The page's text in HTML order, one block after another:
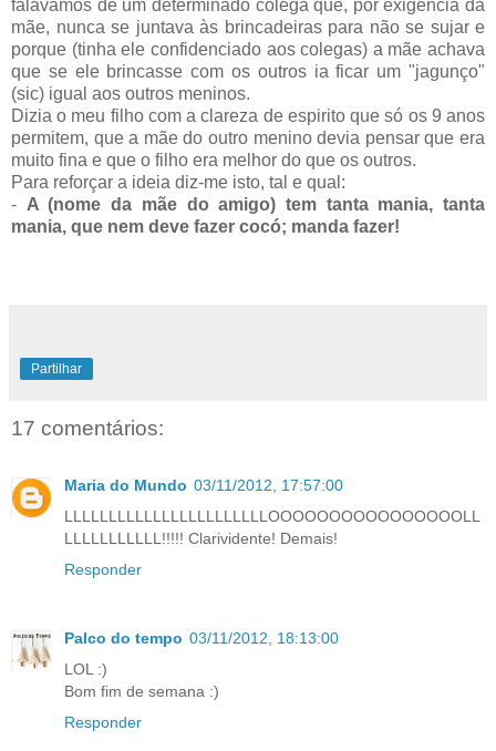
falávamos de um determinado colega que, por exigência da
mãe, nunca se juntava às brincadeiras para não se sujar e
porque (tinha ele confidenciado aos colegas) a mãe achava
que se ele brincasse com os outros ia ficar um "jagunço"
(sic) igual aos outros meninos.
Dizia o meu filho com a clareza de espirito que só os 9 anos
permitem, que a mãe do outro menino devia pensar que era
muito fina e que o filho era melhor do que os outros.
Para reforçar a ideia diz-me isto, tal e qual:
- A (nome da mãe do amigo) tem tanta mania, tanta
mania, que nem deve fazer cocó; manda fazer!
Partilhar
17 comentários:
Maria do Mundo 03/11/2012, 17:57:00
LLLLLLLLLLLLLLLLLLLLLLLOOOOOOOOOOOOOOOOLL
LLLLLLLLLLL!!!!! Clarividente! Demais!
Responder
Palco do tempo 03/11/2012, 18:13:00
LOL :)
Bom fim de semana :)
Responder